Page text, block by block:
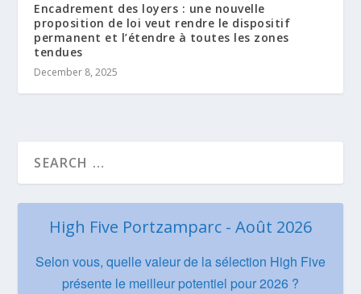
Encadrement des loyers : une nouvelle
proposition de loi veut rendre le dispositif
permanent et l’étendre à toutes les zones
tendues
December 8, 2025
High Five Portzamparc - Août 2026
Selon vous, quelle valeur de la sélection High Five
présente le meilleur potentiel pour 2026 ?